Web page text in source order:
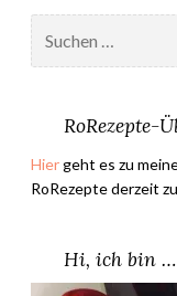
nach:
RoRezepte-
Hiergeht es zu
RoRezepte derzeit
Hi, ich bin …